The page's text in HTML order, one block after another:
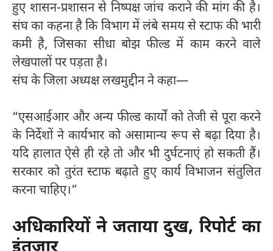
हुए शासन-प्रशासन से निष्पक्ष जांच कराने की मांग की है।
संघ का कहना है कि विभाग में लंबे समय से स्टाफ की भारी
कमी है, जिसका सीधा बोझ फील्ड में काम करने वाले
लेखपालों पर पड़ता है।
संघ के जिला अध्यक्ष लखमुद्दीन ने कहा—
“एसआईआर और अन्य फील्ड कार्यों को तेजी से पूरा करने
के निर्देशों ने कार्यभार को असामान्य रूप से बढ़ा दिया है।
यदि हालात ऐसे ही रहे तो और भी दुर्घटनाएं हो सकती हैं।
सरकार को तुरंत स्टाफ बढ़ाते हुए कार्य विभाजन संतुलित
करना चाहिए।”
अधिकारियों ने जताया दुख, रिपोर्ट का